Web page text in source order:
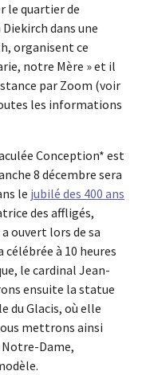
le quartier de
dans une
organisent ce
notre Mère » et il
par Zoom (voir
les informations
Conception* est
8 décembre sera
le jubilé des 400 ans
des affligés,
ouvert lors de sa
célébrée à 10 heures
le cardinal Jean-
ensuite la statue
du Glacis, où elle
mettrons ainsi
Dame,